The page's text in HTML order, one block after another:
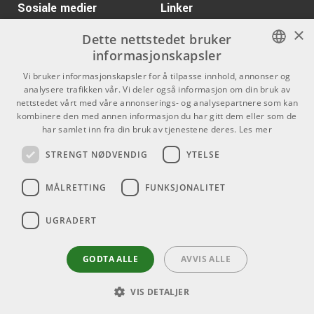
ARTIKKELNUMMER 1035946
Antelope SRC
ARTIKKELNUMMER 1093865
Kr 7099/stk
Gibson Firebird
Platypus - Tobacco
Sunburst
ARTIKKELNUMMER 1094028
Kr 24190
Sosiale medier Linker
Om Oss
Kontakt oss
Kjøpsvilkår
Butikken
Varemerker
0555 Oslo
NORWEGIAN
×
Dette nettstedet bruker
informasjonskapsler
Vi bruker informasjonskapsler for å tilpasse innhold, annonser og
analysere trafikken vår. Vi deler også informasjon om din bruk av
nettstedet vårt med våre annonserings- og analysepartnere som kan
kombinere den med annen informasjon du har gitt dem eller som de
har samlet inn fra din bruk av tjenestene deres. Les mer
STRENGT NØDVENDIG YTELSE
MÅLRETTING FUNKSJONALITET
UGRADERT
GODTA ALLE AVVIS ALLE
VIS DETALJER